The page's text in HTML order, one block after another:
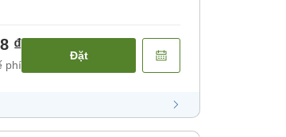
₫
phí
Đặt